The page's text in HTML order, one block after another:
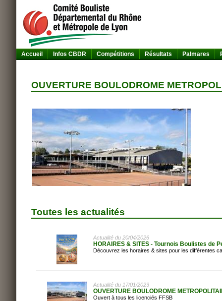
Accueil Infos CBDR Compétitions Résultats Palmares
OUVERTURE BOULODROME
Toutes les actualités
Actualité du 20/04/2026
HORAIRES & SITES - Tournois Boulistes de
Découvrez les horaires & sites pour les différentes
Actualité du 17/01/2023
OUVERTURE BOULODROME
Ouvert à tous les licenciés FFSB